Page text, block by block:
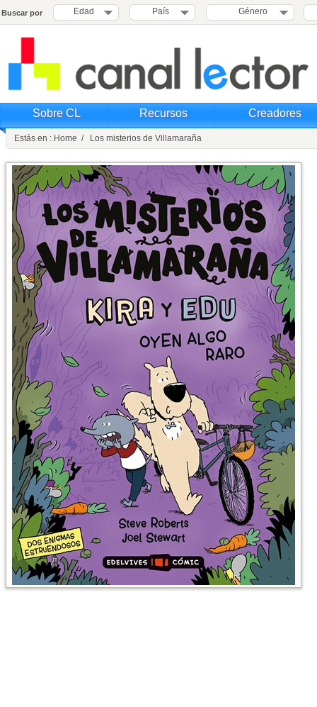
Buscar por Edad País Género
Sobre CL Recursos Creadores
Estás en : Home / Los misterios de Villamaraña